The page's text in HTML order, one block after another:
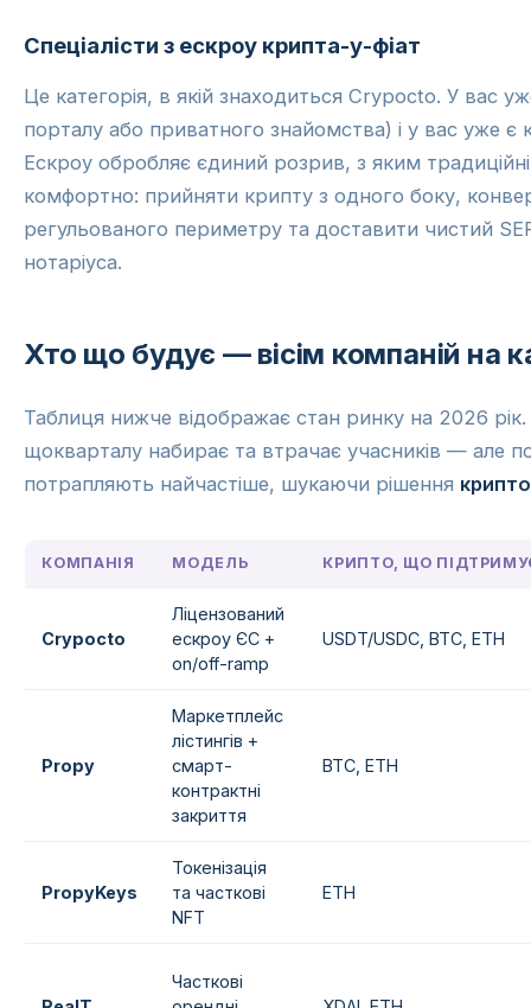
Спеціалісти з ескроу крипта-у-фіат
Це категорія, в якій знаходиться Crypocto. У вас
порталу або приватного знайомства) і у вас уже є
Ескроу обробляє єдиний розрив, з яким
комфортно: прийняти крипту з одного боку,
регульованого периметру та доставити чистий
нотаріуса.
Хто що будує — вісім компаній на
Таблиця нижче відображає стан ринку на 2026
щокварталу набирає та втрачає учасників — але
потрапляють найчастіше, шукаючи рішення
КОМПАНІЯ МОДЕЛЬ КРИПТО, ЩО
Crypocto
Ліцензований
ескроу ЄС +
on/off-ramp
USDT/USDC, BTC, ETH
Propy
Маркетплейс
лістингів +
смарт-
контрактні
закриття
BTC, ETH
PropyKeys
Токенізація
та часткові
NFT
ETH
Часткові